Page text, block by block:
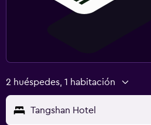
2 huéspedes, 1 habitación
Tangshan Hotel